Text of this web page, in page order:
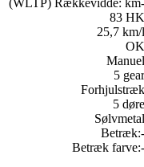
(WLTP) Rækkevidde: -
km
83 HK
25,7 km/l
OK
Manuel
5 gear
Forhjulstræk
5 døre
Sølvmetal
Betræk:-
Betræk farve:-